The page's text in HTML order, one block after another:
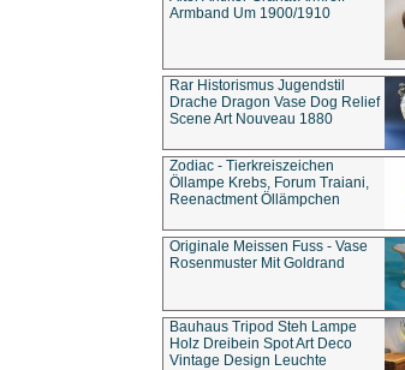
Armband Um 1900/1910
Rar Historismus Jugendstil
Drache Dragon Vase Dog Relief
Scene Art Nouveau 1880
Zodiac - Tierkreiszeichen
Öllampe Krebs, Forum Traiani,
Reenactment Öllämpchen
Originale Meissen Fuss - Vase
Rosenmuster Mit Goldrand
Bauhaus Tripod Steh Lampe
Holz Dreibein Spot Art Deco
Vintage Design Leuchte